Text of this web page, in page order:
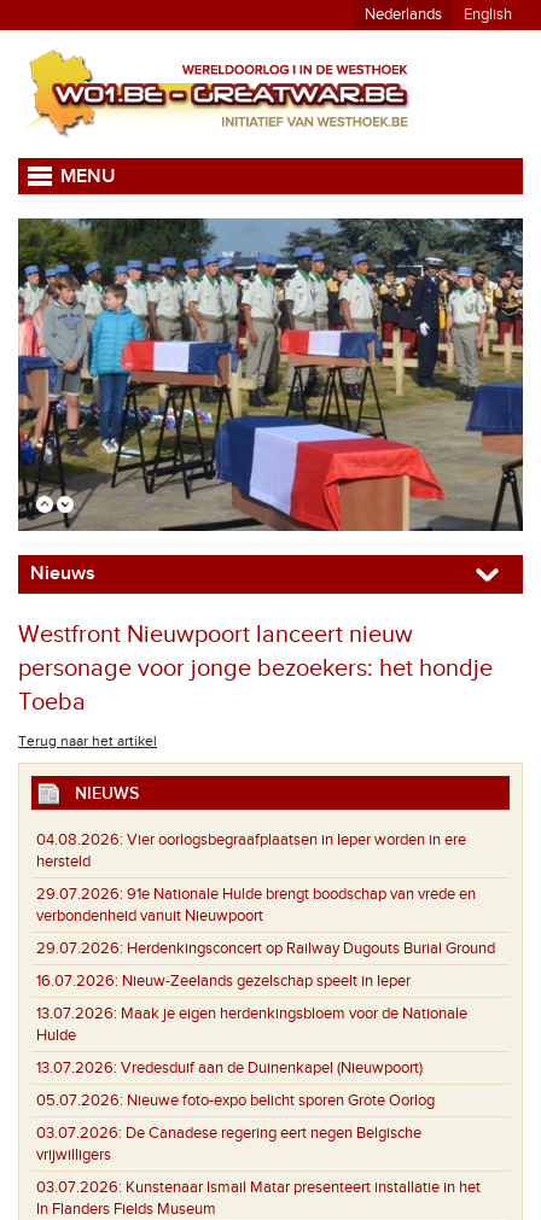
Nederlands English
MENU
Nieuws
Westfront Nieuwpoort lanceert nieuw
personage voor jonge bezoekers: het hondje
Toeba
Terug naar het artikel
NIEUWS
04.08.2026: Vier oorlogsbegraafplaatsen in Ieper worden in ere
hersteld
29.07.2026: 91e Nationale Hulde brengt boodschap van vrede en
verbondenheid vanuit Nieuwpoort
29.07.2026: Herdenkingsconcert op Railway Dugouts Burial Ground
16.07.2026: Nieuw-Zeelands gezelschap speelt in Ieper
13.07.2026: Maak je eigen herdenkingsbloem voor de Nationale
Hulde
13.07.2026: Vredesduif aan de Duinenkapel (Nieuwpoort)
05.07.2026: Nieuwe foto-expo belicht sporen Grote Oorlog
03.07.2026: De Canadese regering eert negen Belgische
vrijwilligers
03.07.2026: Kunstenaar Ismail Matar presenteert installatie in het
In Flanders Fields Museum